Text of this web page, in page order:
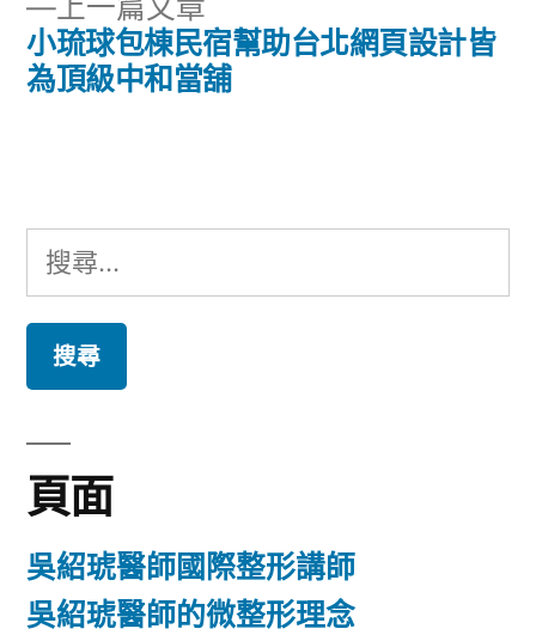
導
覽
上一篇文章
一
篇
小琉球包棟民宿幫助台北網頁設計皆
為頂級中和當舖
搜
尋
鍵
字:
頁面
吳紹琥醫師國際整形講師
吳紹琥醫師的微整形理念